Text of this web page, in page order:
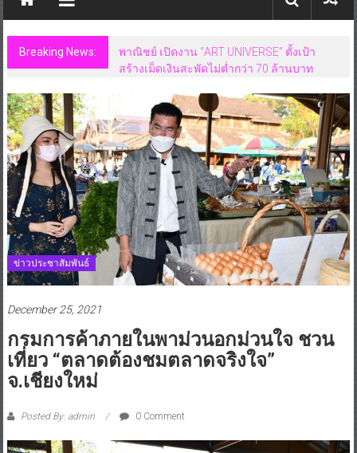
Breaking News:
พาณิชย์ เปิดงาน “ART UNIVERSE” ตั้งเป้า
สร้างเม็ดเงินสะพัดไม่ต่ำกว่า 70 ล้านบาท
ข่าวประชาสัมพันธ์
December 25, 2021
กรมการค้าภายในพาม่วนอกม่วนใจ ชวน
เที่ยว “ตลาดต้องชมตลาดจริงใจ”
จ.เชียงใหม่
Posted By: admin 0 Comment